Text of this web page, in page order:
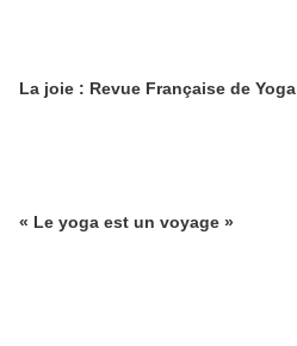
La joie : Revue Française de Yoga
« Le yoga est un voyage »